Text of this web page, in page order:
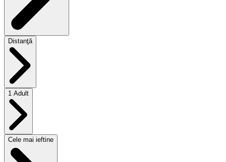
Distanţă
1 Adult
Cele mai ieftine